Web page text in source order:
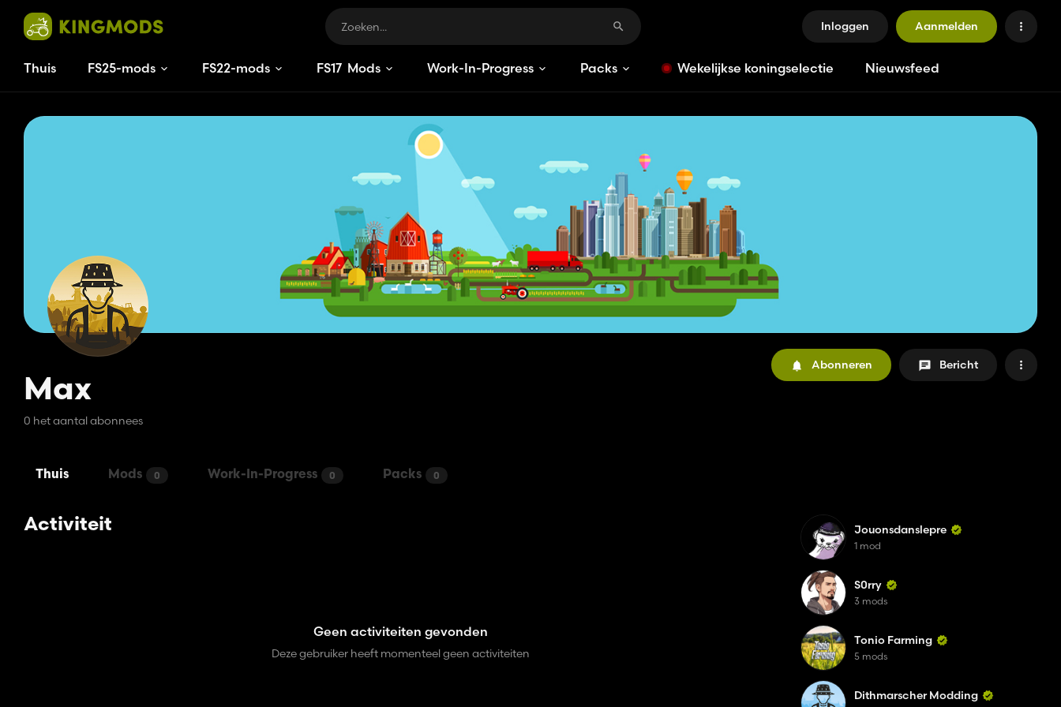
Inloggen Aanmelden
Thuis FS25-mods FS22-mods FS17 Mods Work-In-Progress Packs Wekelijkse koningselectie Nieuwsfeed
Max
0 het aantal abonnees
Abonneren Bericht
Thuis Mods 0 Work-In-Progress 0 Packs 0
Activiteit
Geen activiteiten gevonden
Deze gebruiker heeft momenteel geen activiteiten
Jouonsdanslepre
1 mod
S0rry
3 mods
Tonio Farming
5 mods
Dithmarscher Modding